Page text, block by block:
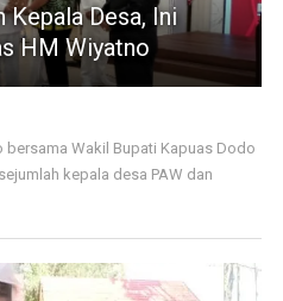
Kepala Desa, Ini
HM Wiyatno
bersama Wakil Bupati Kapuas Dodo
kepala desa PAW dan